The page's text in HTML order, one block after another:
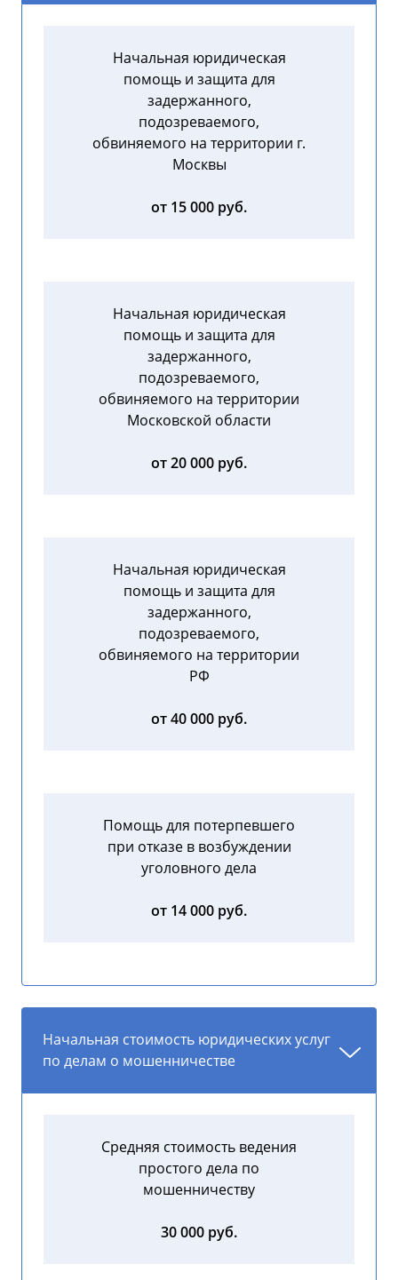
Начальная юридическая
помощь и защита для
задержанного,
подозреваемого,
обвиняемого на территории г.
Москвы
от 15 000 руб.
Начальная юридическая
помощь и защита для
задержанного,
подозреваемого,
обвиняемого на территории
Московской области
от 20 000 руб.
Начальная юридическая
помощь и защита для
задержанного,
подозреваемого,
обвиняемого на территории
РФ
от 40 000 руб.
Помощь для потерпевшего
при отказе в возбуждении
уголовного дела
от 14 000 руб.
Начальная стоимость юридических услуг
по делам о мошенничестве
Средняя стоимость ведения
простого дела по
мошенничеству
30 000 руб.